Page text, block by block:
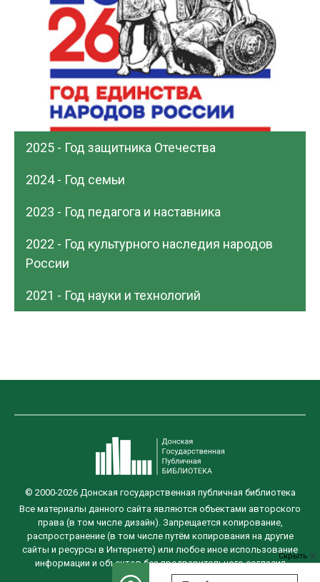
2025 - Год защитника Отечества
2024 - Год семьи
2023 - Год педагога и наставника
2022 - Год культурного наследия народов
России
2021 - Год науки и технологий
Скрыть
© 2000-2026 Донская государственная публичная библиотека
Все материалы данного сайта являются объектами авторского
права (в том числе дизайн). Запрещается копирование,
распространение (в том числе путём копирования на другие
сайты и ресурсы в Интернете) или любое иное использование
информации и объектов без предварительного согласия
правообладателя.